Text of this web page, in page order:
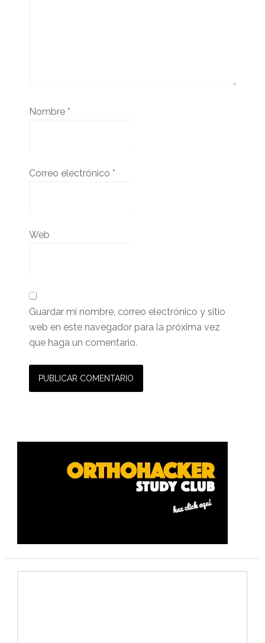
Nombre *
Correo electrónico *
Web
Guardar mi nombre, correo electrónico y sitio
web en este navegador para la próxima vez
que haga un comentario.
Barra
primaria